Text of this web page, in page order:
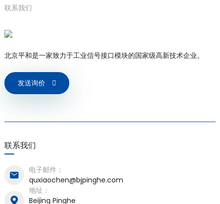
联系我们
北京平和是一家致力于工业信号接口模块的国家级高新技术企业。
发送询价
联系我们
电子邮件：
quxiaochen@bjpinghe.com
地址：
Beijing Pinghe